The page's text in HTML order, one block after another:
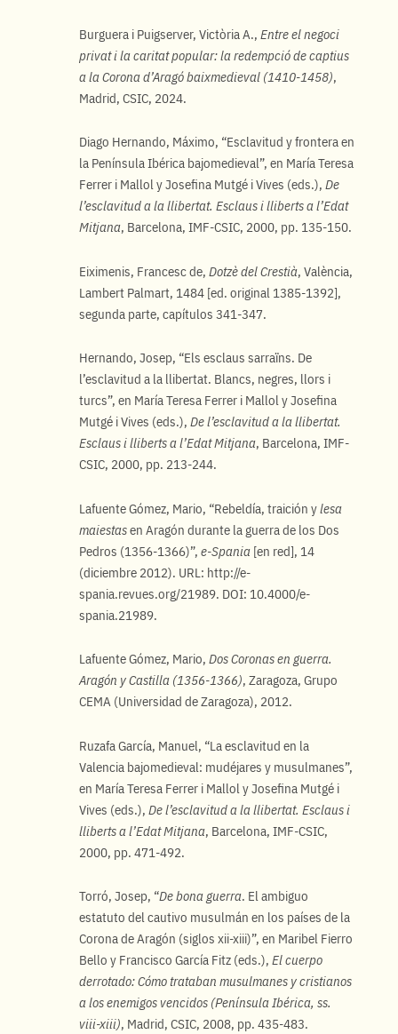
Burguera i Puigserver, Victòria A., Entre el negoci
privat i la caritat popular: la redempció de captius
a la Corona d’Aragó baixmedieval (1410-1458),
Madrid, CSIC, 2024.
Diago Hernando, Máximo, “Esclavitud y frontera en
la Península Ibérica bajomedieval”, en María Teresa
Ferrer i Mallol y Josefina Mutgé i Vives (eds.), De
l’esclavitud a la llibertat. Esclaus i lliberts a l’Edat
Mitjana, Barcelona, IMF-CSIC, 2000, pp. 135-150.
Eiximenis, Francesc de, Dotzè del Crestià, València,
Lambert Palmart, 1484 [ed. original 1385-1392],
segunda parte, capítulos 341-347.
Hernando, Josep, “Els esclaus sarraïns. De
l’esclavitud a la llibertat. Blancs, negres, llors i
turcs”, en María Teresa Ferrer i Mallol y Josefina
Mutgé i Vives (eds.), De l’esclavitud a la llibertat.
Esclaus i lliberts a l’Edat Mitjana, Barcelona, IMF-
CSIC, 2000, pp. 213-244.
Lafuente Gómez, Mario, “Rebeldía, traición ylesa
maiestasen Aragón durante la guerra de los Dos
Pedros (1356-1366)”, e-Spania [en red], 14
(diciembre 2012). URL: http://e-
spania.revues.org/21989. DOI: 10.4000/e-
spania.21989.
Lafuente Gómez, Mario, Dos Coronas en guerra.
Aragón y Castilla (1356-1366), Zaragoza, Grupo
CEMA (Universidad de Zaragoza), 2012.
Ruzafa García, Manuel, “La esclavitud en la
Valencia bajomedieval: mudéjares y musulmanes”,
en María Teresa Ferrer i Mallol y Josefina Mutgé i
Vives (eds.), De l’esclavitud a la llibertat. Esclaus i
lliberts a l’Edat Mitjana, Barcelona, IMF-CSIC,
2000, pp. 471-492.
Torró, Josep, “De bona guerra. El ambiguo
estatuto del cautivo musulmán en los países de la
Corona de Aragón (siglos xii-xiii)”, en Maribel Fierro
Bello y Francisco García Fitz (eds.), El cuerpo
derrotado: Cómo trataban musulmanes y cristianos
a los enemigos vencidos (Península Ibérica, ss.
viii-xiii), Madrid, CSIC, 2008, pp. 435-483.